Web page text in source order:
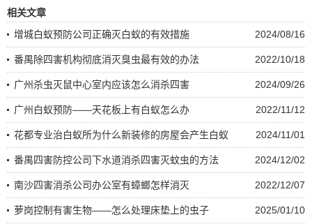
相关文章
2024/08/16
增城白蚁预防公司正确灭白蚁的有效措施
2022/10/18
番禺除四害机构彻底消灭臭虫最有效的办法
2024/09/26
广州杀虫灭鼠中心室内应该怎么消杀四害
2022/11/12
广州白蚁预防——天花板上有白蚁怎么办
2024/11/01
花都专业治白蚁所为什么新装修的房屋会产生白蚁
2024/12/02
番禺四害防控公司下水道消杀四害灭蚊虫的方法
2022/12/07
南沙四害消杀公司办公室有蟑螂怎样消灭
2025/01/10
萝岗控制有害生物——怎么处理床垫上的虫子